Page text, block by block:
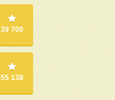
39 700
55 138